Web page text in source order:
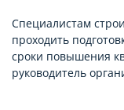
Специалистам
проходить
сроки повышения
руководитель